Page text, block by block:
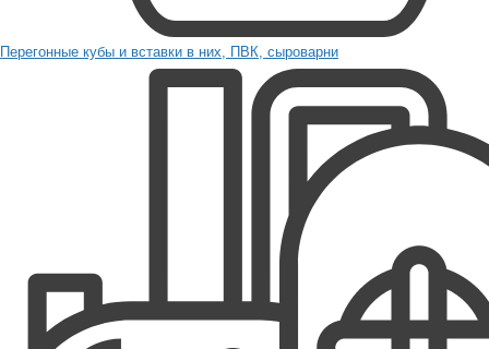
Перегонные кубы и вставки в них, ПВК, сыроварни